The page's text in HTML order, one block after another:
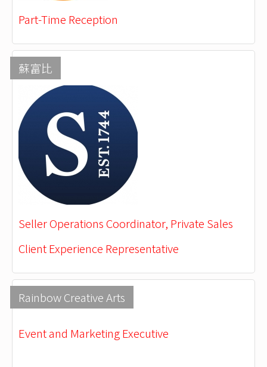
Part-Time Reception
蘇富比
Seller Operations Coordinator, Private Sales
Client Experience Representative
Rainbow Creative Arts
Event and Marketing Executive